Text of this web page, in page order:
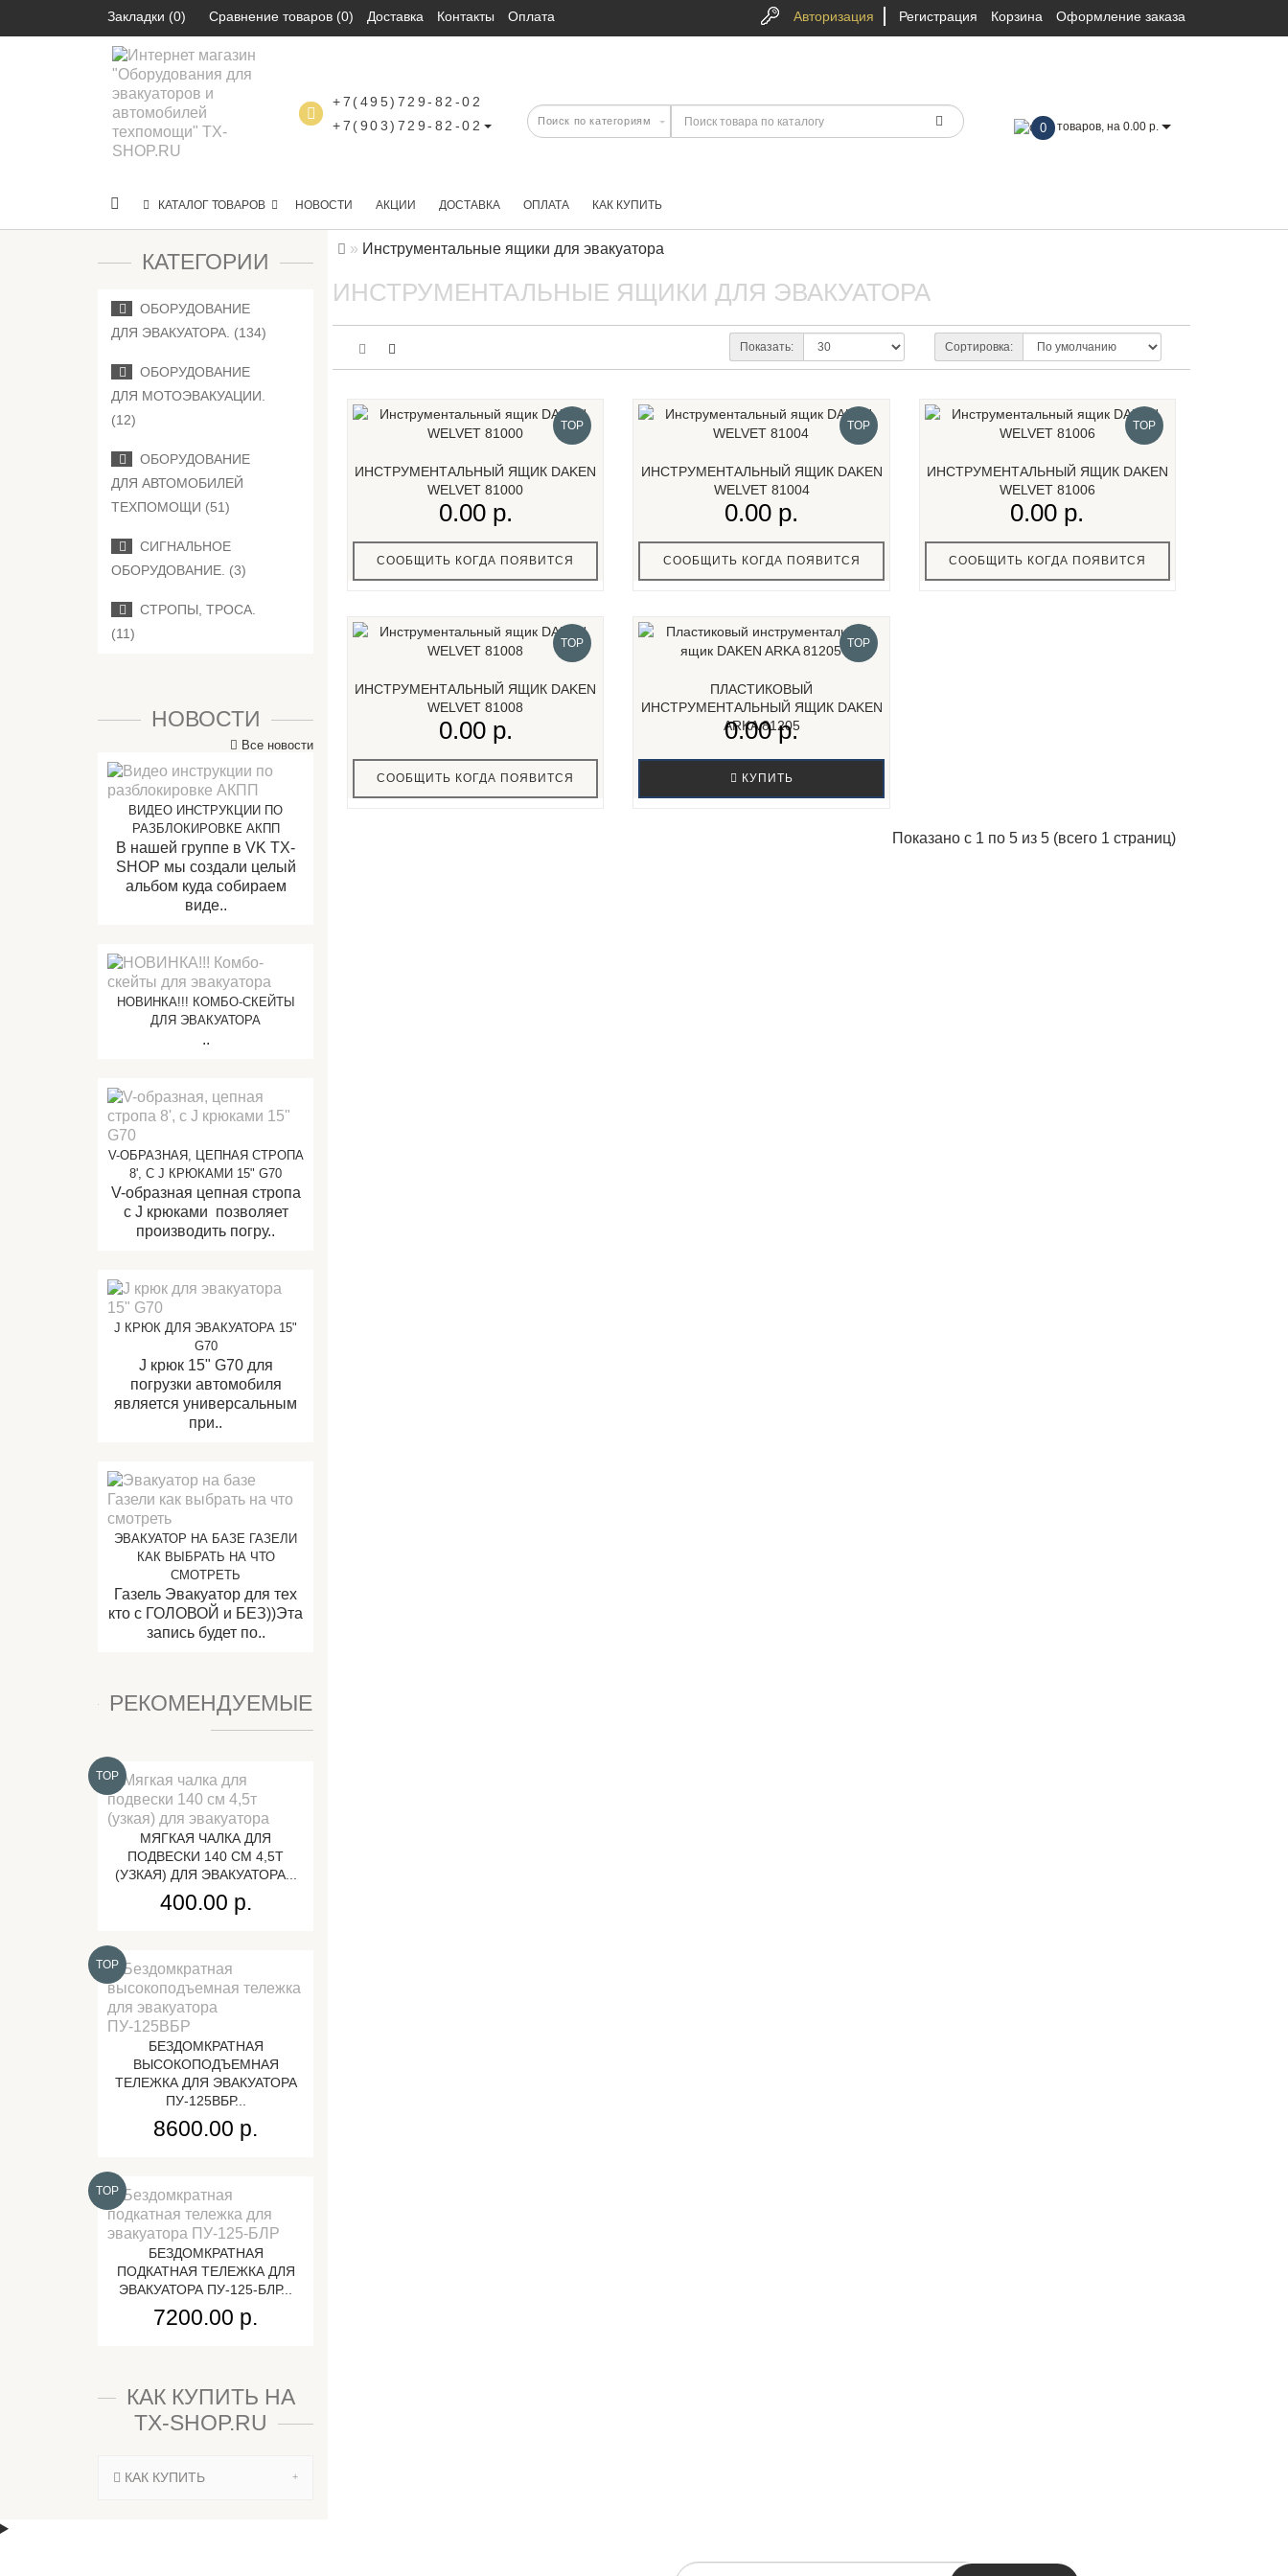
Закладки (0) Сравнение товаров (0) Доставка Контакты Оплата Авторизация Регистрация Корзина Оформление заказа
+7(495)729-82-02
+7(903)729-82-02
0 товаров, на 0.00 р.
КАТАЛОГ ТОВАРОВ НОВОСТИ АКЦИИ ДОСТАВКА ОПЛАТА КАК КУПИТЬ
КАТЕГОРИИ
ОБОРУДОВАНИЕ
ДЛЯ ЭВАКУАТОРА. (134)
ОБОРУДОВАНИЕ
ДЛЯ МОТОЭВАКУАЦИИ.
(12)
ОБОРУДОВАНИЕ
ДЛЯ АВТОМОБИЛЕЙ
ТЕХПОМОЩИ (51)
СИГНАЛЬНОЕ
ОБОРУДОВАНИЕ. (3)
СТРОПЫ, ТРОСА.
(11)
НОВОСТИ
Все новости
ВИДЕО ИНСТРУКЦИИ ПО
РАЗБЛОКИРОВКЕ АКПП
В нашей группе в VK TX-
SHOP мы создали целый
альбом куда собираем
виде..
НОВИНКА!!! КОМБО-СКЕЙТЫ
ДЛЯ ЭВАКУАТОРА
..
V-ОБРАЗНАЯ, ЦЕПНАЯ СТРОПА
8', С J КРЮКАМИ 15" G70
V-образная цепная стропа
с J крюками позволяет
производить погру..
J КРЮК ДЛЯ ЭВАКУАТОРА 15"
G70
J крюк 15" G70 для
погрузки автомобиля
является универсальным
при..
ЭВАКУАТОР НА БАЗЕ ГАЗЕЛИ
КАК ВЫБРАТЬ НА ЧТО
СМОТРЕТЬ
Газель Эвакуатор для тех
кто с ГОЛОВОЙ и БЕЗ))Эта
запись будет по..
РЕКОМЕНДУЕМЫЕ
TOP
МЯГКАЯ ЧАЛКА ДЛЯ
ПОДВЕСКИ 140 СМ 4,5Т
(УЗКАЯ) ДЛЯ ЭВАКУАТОРА...
400.00 р.
TOP
БЕЗДОМКРАТНАЯ
ВЫСОКОПОДЪЕМНАЯ
ТЕЛЕЖКА ДЛЯ ЭВАКУАТОРА
ПУ-125ВБР...
8600.00 р.
TOP
БЕЗДОМКРАТНАЯ
ПОДКАТНАЯ ТЕЛЕЖКА ДЛЯ
ЭВАКУАТОРА ПУ-125-БЛР...
7200.00 р.
КАК КУПИТЬ НА
TX-SHOP.RU
КАК КУПИТЬ
Инструментальные ящики для эвакуатора
ИНСТРУМЕНТАЛЬНЫЕ ЯЩИКИ ДЛЯ ЭВАКУАТОРА
Сортировка:
Показать:
TOP
ИНСТРУМЕНТАЛЬНЫЙ ЯЩИК DAKEN
WELVET 81000
0.00 р.
СООБЩИТЬ КОГДА ПОЯВИТСЯ
TOP
ИНСТРУМЕНТАЛЬНЫЙ ЯЩИК DAKEN
WELVET 81004
0.00 р.
СООБЩИТЬ КОГДА ПОЯВИТСЯ
TOP
ИНСТРУМЕНТАЛЬНЫЙ ЯЩИК DAKEN
WELVET 81006
0.00 р.
СООБЩИТЬ КОГДА ПОЯВИТСЯ
TOP
ИНСТРУМЕНТАЛЬНЫЙ ЯЩИК DAKEN
WELVET 81008
0.00 р.
СООБЩИТЬ КОГДА ПОЯВИТСЯ
TOP
ПЛАСТИКОВЫЙ
ИНСТРУМЕНТАЛЬНЫЙ ЯЩИК DAKEN
ARKA 81205
0.00 р.
КУПИТЬ
Показано с 1 по 5 из 5 (всего 1 страниц)